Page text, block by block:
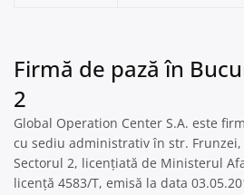
Firmă de pază în
2
Global Operation Center S.A. este
cu sediu administrativ în str. Frunzei,
Sectorul 2, licențiată de Ministerul
licență 4583/T, emisă la data